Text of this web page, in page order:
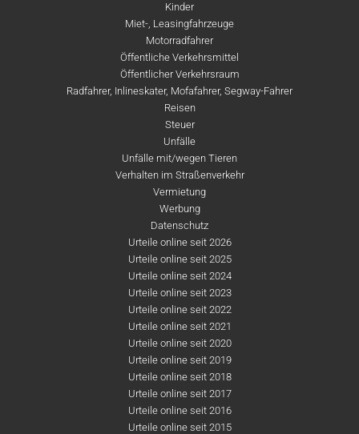
Kinder
Miet-, Leasingfahrzeuge
Motorradfahrer
Öffentliche Verkehrsmittel
Öffentlicher Verkehrsraum
Radfahrer, Inlineskater, Mofafahrer, Segway-Fahrer
Reisen
Steuer
Unfälle
Unfälle mit/wegen Tieren
Verhalten im Straßenverkehr
Vermietung
Werbung
Datenschutz
Urteile online seit 2026
Urteile online seit 2025
Urteile online seit 2024
Urteile online seit 2023
Urteile online seit 2022
Urteile online seit 2021
Urteile online seit 2020
Urteile online seit 2019
Urteile online seit 2018
Urteile online seit 2017
Urteile online seit 2016
Urteile online seit 2015